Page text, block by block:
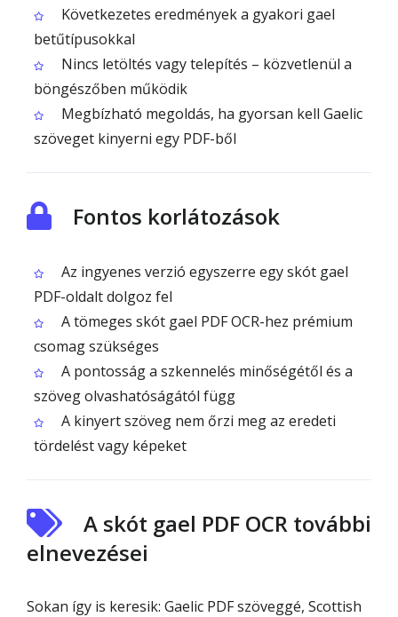
Következetes eredmények a gyakori gael
betűtípusokkal
Nincs letöltés vagy telepítés – közvetlenül a
böngészőben működik
Megbízható megoldás, ha gyorsan kell Gaelic
szöveget kinyerni egy PDF-ből
Fontos korlátozások
Az ingyenes verzió egyszerre egy skót gael
PDF-oldalt dolgoz fel
A tömeges skót gael PDF OCR-hez prémium
csomag szükséges
A pontosság a szkennelés minőségétől és a
szöveg olvashatóságától függ
A kinyert szöveg nem őrzi meg az eredeti
tördelést vagy képeket
A skót gael PDF OCR további
elnevezései
Sokan így is keresik: Gaelic PDF szöveggé, Scottish